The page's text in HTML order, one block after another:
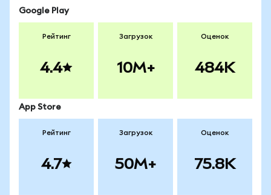
Google Play
Рейтинг
4.4
Загрузок
10M+
Оценок
484K
App Store
Рейтинг
4.7
Загрузок
50M+
Оценок
75.8K